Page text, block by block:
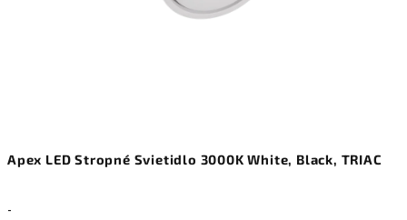
Apex LED Stropné Svietidlo 3000K White, Black, TRIAC
-